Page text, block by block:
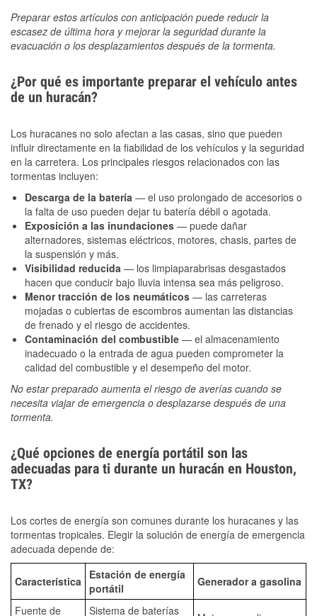
Preparar estos artículos con anticipación puede reducir la
escasez de última hora y mejorar la seguridad durante la
evacuación o los desplazamientos después de la tormenta.
¿Por qué es importante preparar el vehículo antes
de un huracán?
Los huracanes no solo afectan a las casas, sino que pueden
influir directamente en la fiabilidad de los vehículos y la seguridad
en la carretera. Los principales riesgos relacionados con las
tormentas incluyen:
Descarga de la batería — el uso prolongado de accesorios o
la falta de uso pueden dejar tu batería débil o agotada.
Exposición a las inundaciones — puede dañar
alternadores, sistemas eléctricos, motores, chasis, partes de
la suspensión y más.
Visibilidad reducida — los limpiaparabrisas desgastados
hacen que conducir bajo lluvia intensa sea más peligroso.
Menor tracción de los neumáticos — las carreteras
mojadas o cubiertas de escombros aumentan las distancias
de frenado y el riesgo de accidentes.
Contaminación del combustible — el almacenamiento
inadecuado o la entrada de agua pueden comprometer la
calidad del combustible y el desempeño del motor.
No estar preparado aumenta el riesgo de averías cuando se
necesita viajar de emergencia o desplazarse después de una
tormenta.
¿Qué opciones de energía portátil son las
adecuadas para ti durante un huracán en Houston,
TX?
Los cortes de energía son comunes durante los huracanes y las
tormentas tropicales. Elegir la solución de energía de emergencia
adecuada depende de:
Característica
Estación de energía
portátil
Generador a gasolina
Fuente de Sistema de baterías